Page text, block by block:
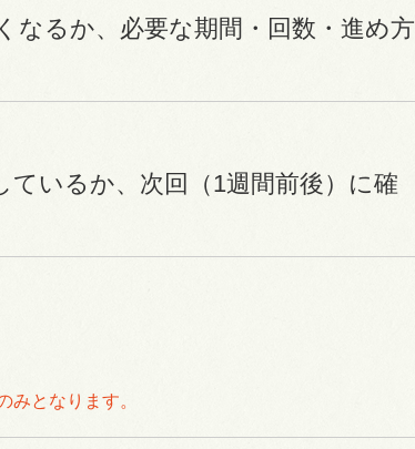
なるか、 必要な期間・回数・進め方
いるか、 次回（1週間前後）に確
となります。